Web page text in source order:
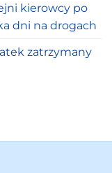
kierowcy po
dni na drogach
zatrzymany